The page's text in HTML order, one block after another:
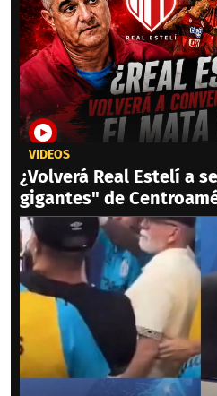
VIDEOS
¿Volverá Real Estelí a
gigantes" de